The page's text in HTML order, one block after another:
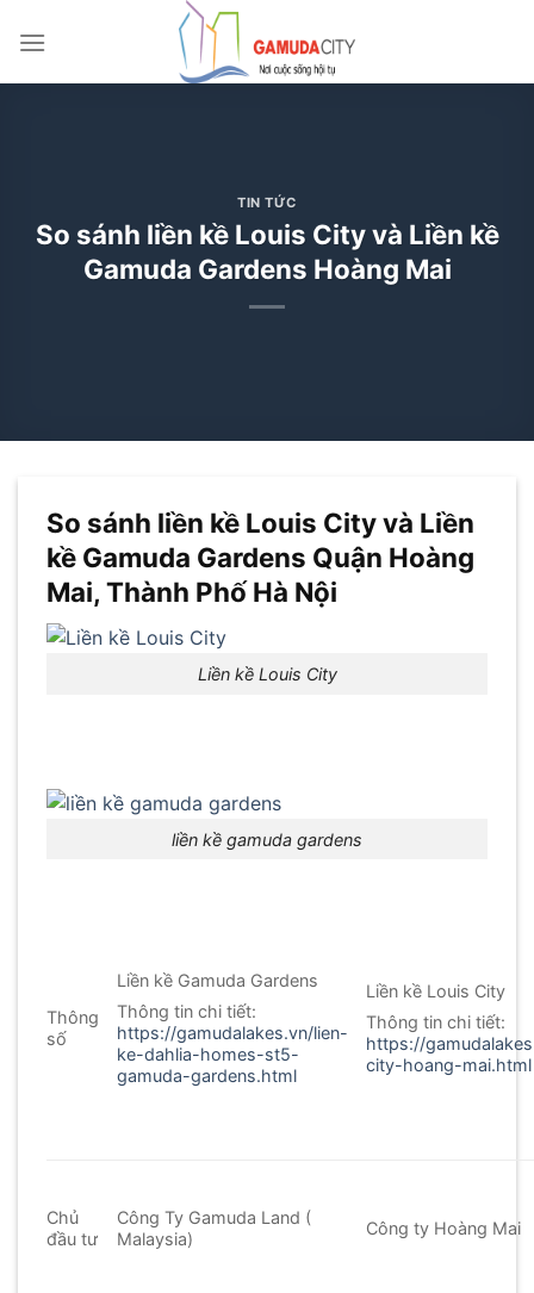
qua
TIN TỨC
So sánh liền kề Louis City và Liền kề
Gamuda Gardens Hoàng Mai
So sánh liền kề Louis City và Liền
kề Gamuda Gardens Quận Hoàng
Mai, Thành Phố Hà Nội
Liền kề Louis City
liền kề gamuda gardens
Thông
số
Liền kề Gamuda Gardens
Thông tin chi tiết:
https://gamudalakes.vn/lien-
ke-dahlia-homes-st5-
gamuda-gardens.html
Liền kề Louis City
Thông tin chi tiết:
https://
city-hoang-mai.html
Chủ
đầu tư
Công Ty Gamuda Land (
Malaysia)
Công ty Hoàng Mai